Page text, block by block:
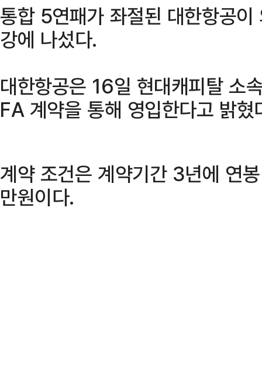
통합 5연패가 좌절된 대한항공
강에 나섰다.
대한항공은 16일 현대캐피탈 소
FA 계약을 통해 영입한다고 밝혔
계약 조건은 계약기간 3년에
만원이다.